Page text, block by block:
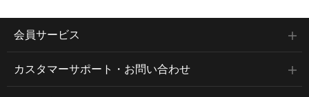
会員サービス
カスタマーサポート・お問い合わせ